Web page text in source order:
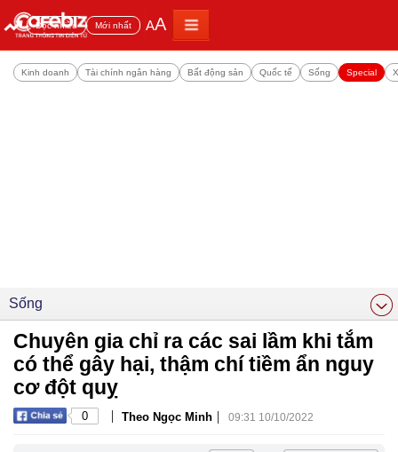
Đọc nhiều Mới nhất AA
Kinh doanh Tài chính ngân hàng Bất động sản Quốc tế Sống Special
Sống
Chuyên gia chỉ ra các sai lầm khi tắm
có thể gây hại, thậm chí tiềm ẩn nguy
cơ đột quỵ
0 | Theo Ngọc Minh | 09:31 10/10/2022